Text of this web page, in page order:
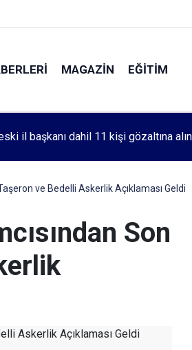
MAGAZIN EĞITIM
Özdemir için adalet aradı
ve Bedelli Askerlik Açıklaması Geldi
Son